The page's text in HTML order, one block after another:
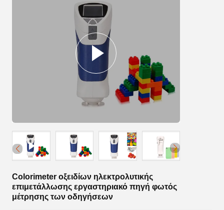
Colorimeter οξειδίων ηλεκτρολυτικής
επιμετάλλωσης εργαστηριακό πηγή φωτός
μέτρησης των οδηγήσεων